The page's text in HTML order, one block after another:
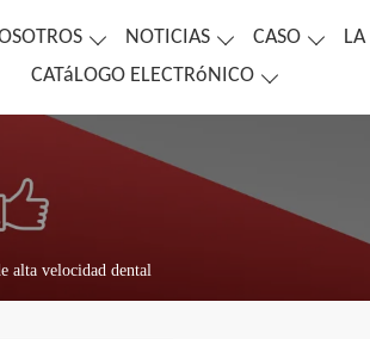
NOTICIAS CASO LA
CATáLOGO ELECTRóNICO
alta velocidad dental